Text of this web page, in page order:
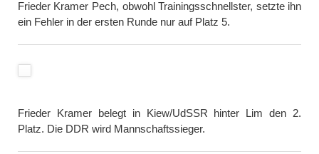
Frieder Kramer Pech, obwohl Trainingsschnellster, setzte ihn
ein Fehler in der ersten Runde nur auf Platz 5.
Frieder Kramer belegt in Kiew/UdSSR hinter Lim den 2.
Platz. Die DDR wird Mannschaftssieger.